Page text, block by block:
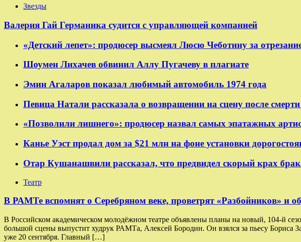
Звезды
Валерия Гай Германика судится с управляющей компанией
«Детский лепет»: продюсер высмеял Люсю Чеботину за
Шоумен Лихачев обвинил Аллу Пугачеву в плагиате
Эмин Агаларов показал любимый автомобиль 1974 года
Певица Натали рассказала о возвращении на сцену после
«Позволили лишнего»: продюсер назвал самых эпатажных
Канье Уэст продал дом за $21 млн на фоне установки
Отар Кушанашвили рассказал, что предвидел скорый крах
Театр
​​В РАМТе вспомнят о Серебряном веке, проветрят «Разбойников» и
В Российском академическом молодёжном театре объявлены планы на новый, 104-й
большой сцены выпустит худрук РАМТа, Алексей Бородин. Он взялся за пьесу Бориса
уже 20 сентября. Главный […]